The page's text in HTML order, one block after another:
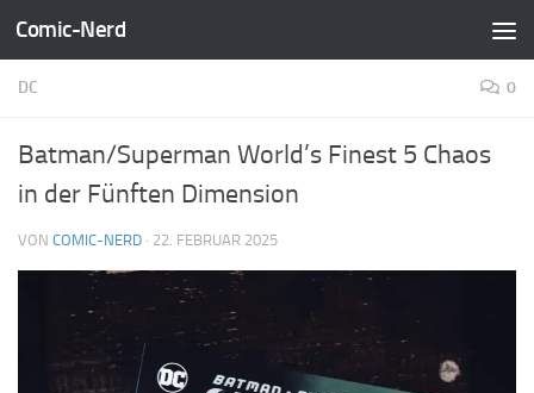
Zum Inhalt springen
Comic-Nerd
DC 0
Batman/Superman World’s Finest 5 Chaos
in der Fünften Dimension
VON COMIC-NERD · 22. FEBRUAR 2025